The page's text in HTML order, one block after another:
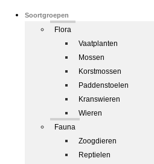
Soortgroepen
Flora
Vaatplanten
Mossen
Korstmossen
Paddenstoelen
Kranswieren
Wieren
Fauna
Zoogdieren
Reptielen